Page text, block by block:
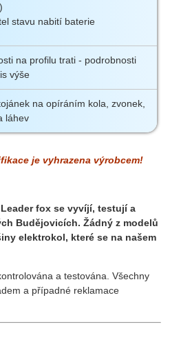
stavu nabití baterie
na profilu trati - podrobnosti
výše
na opíráním kola, zvonek,
láhev
je vyhrazena výrobcem!
fox se vyvíjí, testují a
Budějovicích. Žádný z modelů
elektrokol, které se na našem
a testována. Všechny
a případné reklamace